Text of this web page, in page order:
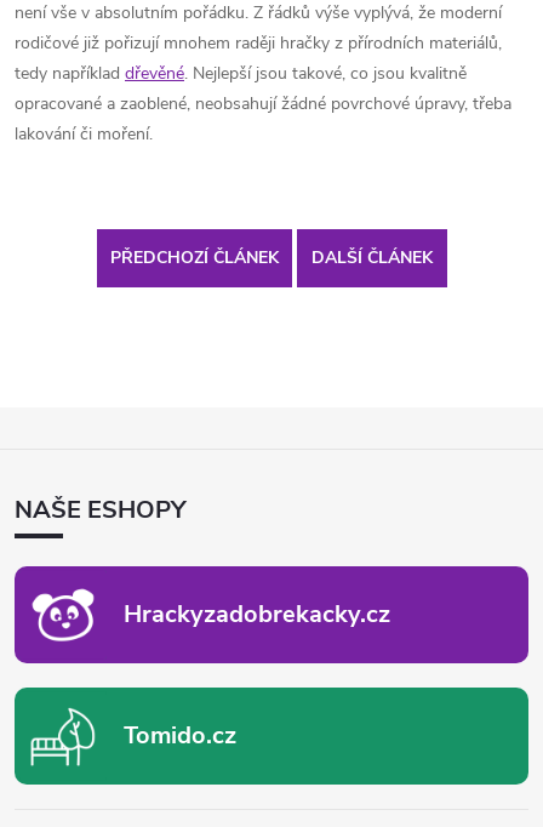
není vše v absolutním pořádku. Z řádků výše vyplývá, že moderní
rodičové již pořizují mnohem raději hračky z přírodních materiálů,
tedy například dřevěné. Nejlepší jsou takové, co jsou kvalitně
opracované a zaoblené, neobsahují žádné povrchové úpravy, třeba
lakování či moření.
PŘEDCHOZÍ ČLÁNEK DALŠÍ ČLÁNEK
ANAŠE ESHOPY
Hrackyzadobrekacky.cz
Tomido.cz